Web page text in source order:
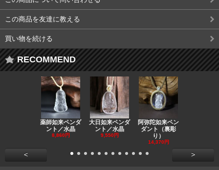
この商品を友達に教える
買い物を続ける
RECOMMEND
薬師如来ペンダ
ント／水晶
8,860円
大日如来ペンダ
ント／水晶
9,550円
阿弥陀如来ペン
ダント（裏彫
り）
14,370円
< >